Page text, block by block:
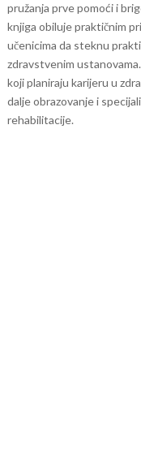
pružanja prve pomoći i
knjiga obiluje praktičnim
učenicima da steknu
zdravstvenim
koji planiraju karijeru u
dalje obrazovanje i
rehabilitacije.